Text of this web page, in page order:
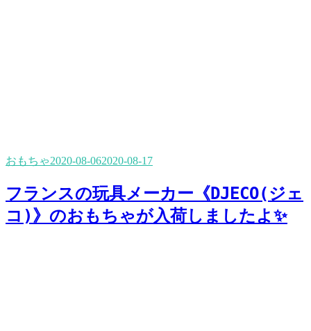
おもちゃ2020-08-062020-08-17
フランスの玩具メーカー《DJECO(ジェ
コ)》のおもちゃが入荷しましたよ✨